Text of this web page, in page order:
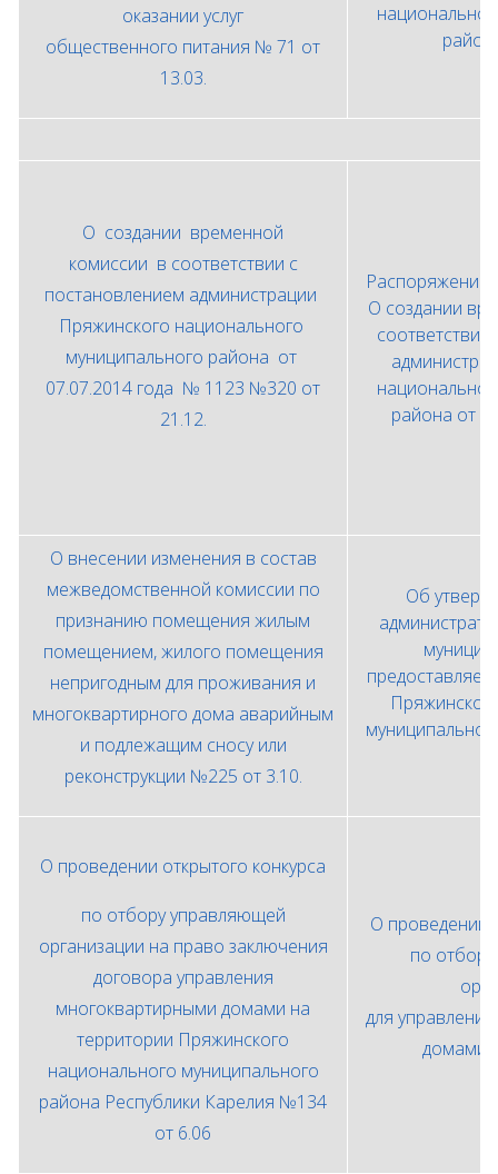
оказании услуг
общественного питания № 71 от
13.03.
О создании временной
комиссии в соответствии с
постановлением администрации
Пряжинского национального
муниципального района от
07.07.2014 года № 1123 №320 от
21.12.
Распоряжение
О создании
района от
О внесении изменения в состав
межведомственной комиссии по
признанию помещения жилым
помещением, жилого помещения
непригодным для проживания и
многоквартирного дома аварийным
и подлежащим сносу или
реконструкции №225 от 3.10.
Об
О проведении открытого конкурса
по отбору управляющей
организации на право заключения
договора управления
многоквартирными домами на
территории Пряжинского
национального муниципального
района Республики Карелия №134
от 6.06
О проведении
по
для
домами